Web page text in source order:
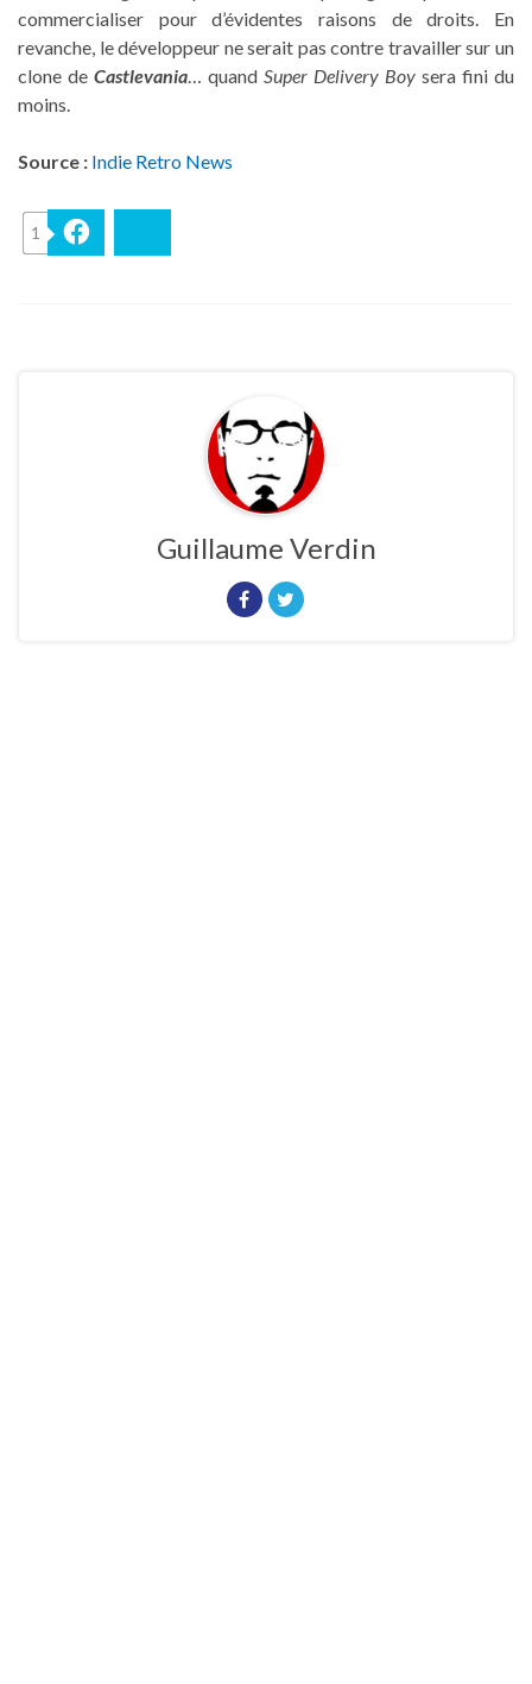
commercialiser pour d’évidentes raisons de droits. En
revanche, le développeur ne serait pas contre travailler sur un
clone de Castlevania… quand Super Delivery Boy sera fini du
moins.
Source : Indie Retro News
1
Guillaume Verdin